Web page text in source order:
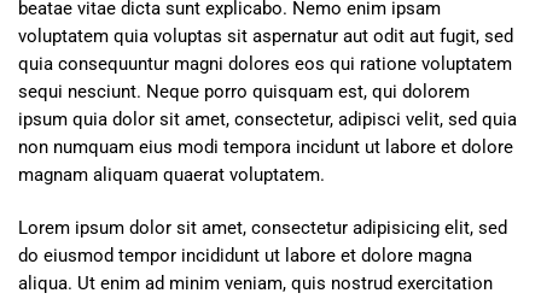
beatae vitae dicta sunt explicabo. Nemo enim ipsam
voluptatem quia voluptas sit aspernatur aut odit aut fugit, sed
quia consequuntur magni dolores eos qui ratione voluptatem
sequi nesciunt. Neque porro quisquam est, qui dolorem
ipsum quia dolor sit amet, consectetur, adipisci velit, sed quia
non numquam eius modi tempora incidunt ut labore et dolore
magnam aliquam quaerat voluptatem.
Lorem ipsum dolor sit amet, consectetur adipisicing elit, sed
do eiusmod tempor incididunt ut labore et dolore magna
aliqua. Ut enim ad minim veniam, quis nostrud exercitation